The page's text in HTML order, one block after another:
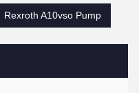
Rexroth A10vso Pump